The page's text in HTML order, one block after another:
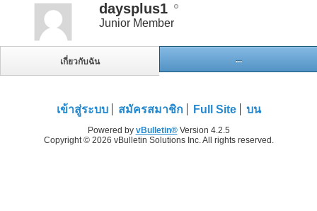
daysplus1
Junior Member
เกี่ยวกับฉัน ...
เข้าสู่ระบบ สมัครสมาชิก Full Site บน
Powered by vBulletin®Version 4.2.5
Copyright © 2026 vBulletin Solutions Inc. All rights reserved.